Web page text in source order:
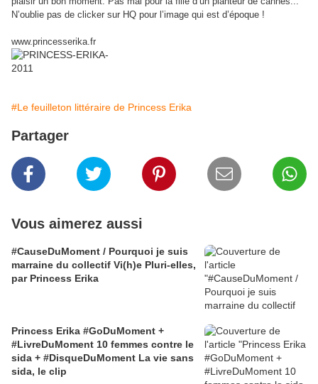
N’oublie pas de clicker sur HQ pour l’image qui est d’époque !
www.princesserika.fr
#Le feuilleton littéraire de Princess Erika
Partager
Vous aimerez aussi
#CauseDuMoment / Pourquoi je suis
marraine du collectif Vi(h)e Pluri-elles,
par Princess Erika
Princess Erika #GoDuMoment +
#LivreDuMoment 10 femmes contre le
sida + #DisqueDuMoment La vie sans
sida, le clip